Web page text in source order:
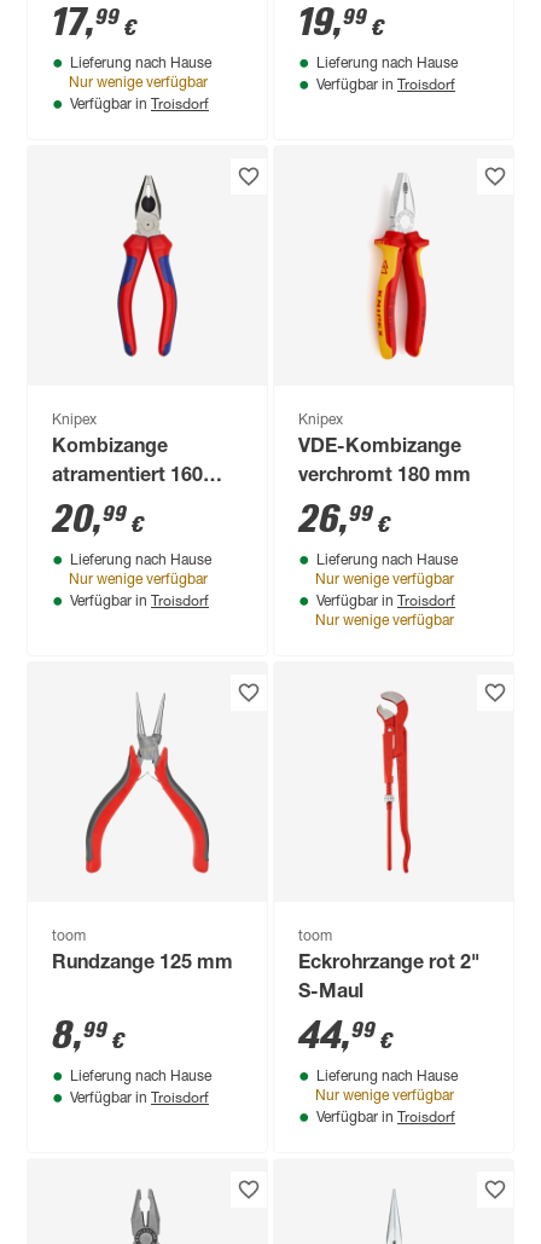
17,99 €
Lieferung nach Hause
Nur wenige verfügbar
Verfügbar in Troisdorf
19,99 €
Lieferung nach Hause
Verfügbar in Troisdorf
Knipex
Kombizange
atramentiert 160
mm
20,99 €
Lieferung nach Hause
Nur wenige verfügbar
Verfügbar in Troisdorf
Knipex
VDE-Kombizange
verchromt 180 mm
26,99 €
Lieferung nach Hause
Nur wenige verfügbar
Verfügbar in Troisdorf
Nur wenige verfügbar
toom
Rundzange 125 mm
8,99 €
Lieferung nach Hause
Verfügbar in Troisdorf
toom
Eckrohrzange rot 2"
S-Maul
44,99 €
Lieferung nach Hause
Nur wenige verfügbar
Verfügbar in Troisdorf